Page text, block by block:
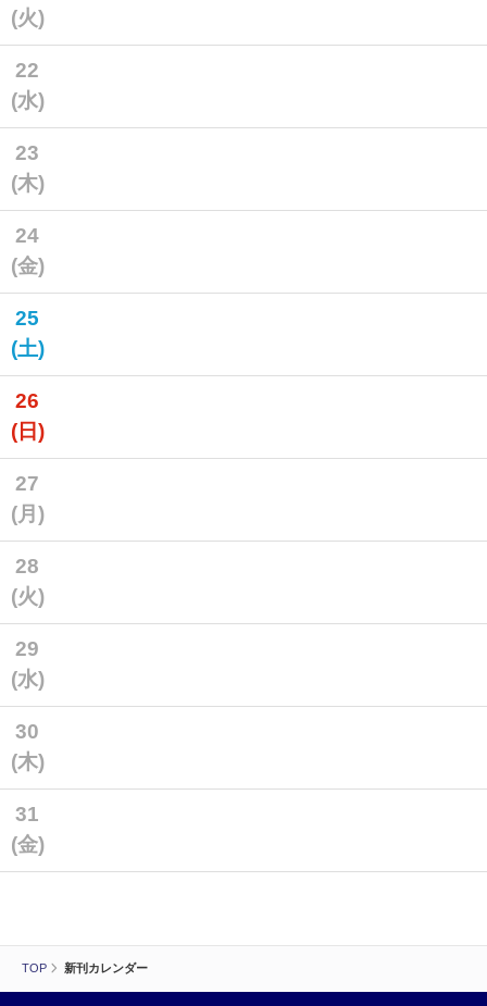
TOP 新刊カレンダー
(火)
22
(水)
23
(木)
24
(金)
25
(土)
26
(日)
27
(月)
28
(火)
29
(水)
30
(木)
31
(金)